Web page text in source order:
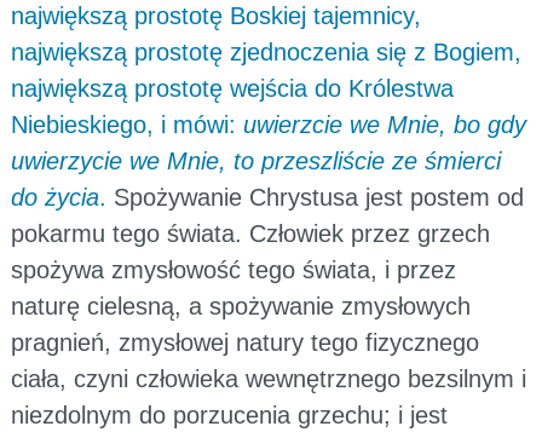
największą prostotę Boskiej tajemnicy,
największą prostotę zjednoczenia się z Bogiem,
największą prostotę wejścia do Królestwa
Niebieskiego, i mówi: uwierzcie we Mnie, bo gdy
uwierzycie we Mnie, to przeszliście ze śmierci
do życia. Spożywanie Chrystusa jest postem od
pokarmu tego świata. Człowiek przez grzech
spożywa zmysłowość tego świata, i przez
naturę cielesną, a spożywanie zmysłowych
pragnień, zmysłowej natury tego fizycznego
ciała, czyni człowieka wewnętrznego bezsilnym i
niezdolnym do porzucenia grzechu; i jest